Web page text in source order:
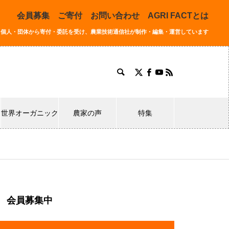
会員募集 ご寄付 お問い合わせ AGRI FACTとは
人・団体から寄付・委託を受け、農業技術通信社が制作・編集・運営しています
世界オーガニック 農家の声 特集
会員募集中